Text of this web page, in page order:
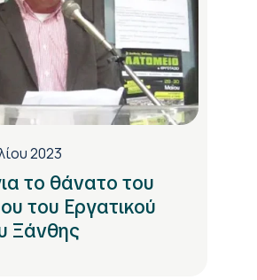
2023
το θάνατο του
του Εργατικού
Ξάνθης